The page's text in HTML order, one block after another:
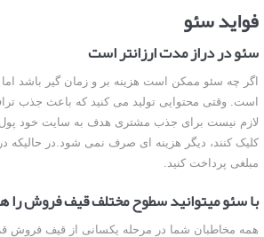
فواید سئو
سئو در دراز مدت ارزانتر است
اگر چه سئو ممکن است هزینه بر و زمان گیر باشد اما
است. وقتی محتوایی تولید می کنید که باعث جذب
لازم نیست برای جذب مشتری هدف به سایت خود پول
کلیک کنند، دیگر هزینه ای صرف نمی شود.در حالیکه
مبلغی پرداخت کنید.
با سئو میتوانید سطوح مختلف قیف فروش را
همه مخاطبان شما در مرحله یکسانی از قیف فروش